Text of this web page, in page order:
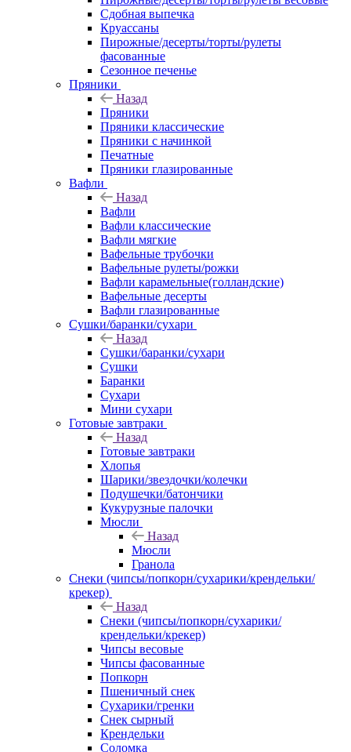
Сдобная выпечка
Круассаны
Пирожные/десерты/торты/рулеты
фасованные
Сезонное печенье
Пряники
Назад
Пряники
Пряники классические
Пряники с начинкой
Печатные
Пряники глазированные
Вафли
Назад
Вафли
Вафли классические
Вафли мягкие
Вафельные трубочки
Вафельные рулеты/рожки
Вафли карамельные(голландские)
Вафельные десерты
Вафли глазированные
Сушки/баранки/сухари
Назад
Сушки/баранки/сухари
Сушки
Баранки
Сухари
Мини сухари
Готовые завтраки
Назад
Готовые завтраки
Хлопья
Шарики/звездочки/колечки
Подушечки/батончики
Кукурузные палочки
Мюсли
Назад
Мюсли
Гранола
Снеки (чипсы/попкорн/сухарики/крендельки/
крекер)
Назад
Снеки (чипсы/попкорн/сухарики/
крендельки/крекер)
Чипсы весовые
Чипсы фасованные
Попкорн
Пшеничный снек
Сухарики/гренки
Снек сырный
Крендельки
Соломка